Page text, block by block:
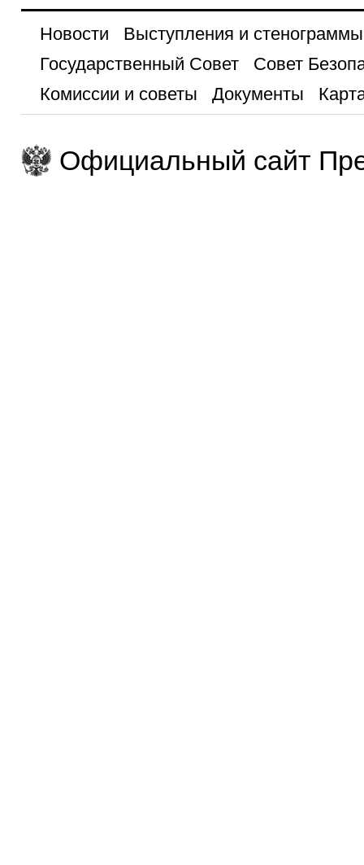
Новости
Выступления и стенограммы
Государственный Совет
Совет
Комиссии и советы
Документы
Официальный сайт